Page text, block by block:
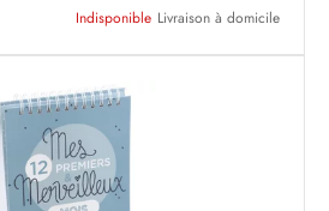
Indisponible Livraison à domicile